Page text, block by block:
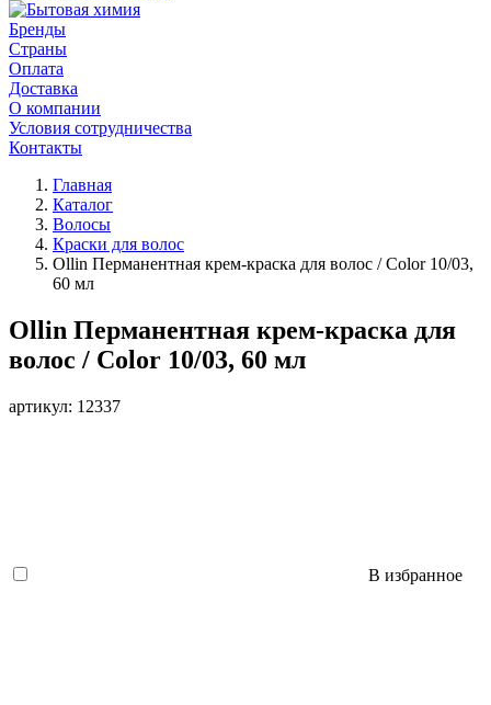
Бренды
Страны
Оплата
Доставка
О компании
Условия сотрудничества
Контакты
Главная
Каталог
Волосы
Краски для волос
Ollin Перманентная крем-краска для волос / Color 10/03,
60 мл
Ollin Перманентная крем-краска для
волос / Color 10/03, 60 мл
артикул: 12337
В избранное